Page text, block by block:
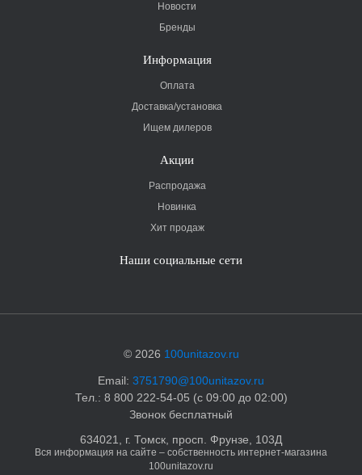
Новости
Бренды
Информация
Оплата
Доставка/установка
Ищем дилеров
Акции
Распродажа
Новинка
Хит продаж
Наши социальные сети
© 2026 100unitazov.ru
Email: 3751790@100unitazov.ru
Тел.: 8 800 222-54-05 (с 09:00 до 02:00)
Звонок бесплатный
634021, г. Томск, просп. Фрунзе, 103Д
Вся информация на сайте – собственность интернет-магазина
100unitazov.ru